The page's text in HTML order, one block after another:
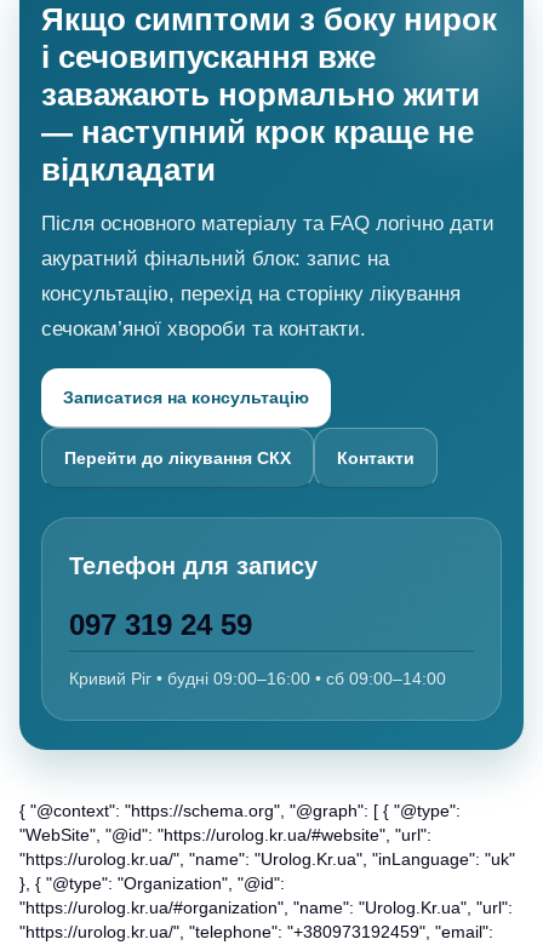
Якщо симптоми з боку нирок
і сечовипускання вже
заважають нормально жити
— наступний крок краще не
відкладати
Після основного матеріалу та FAQ логічно дати
акуратний фінальний блок: запис на
консультацію, перехід на сторінку лікування
сечокам’яної хвороби та контакти.
Записатися на консультацію
Перейти до лікування СКХ Контакти
Телефон для запису
097 319 24 59
Кривий Ріг • будні 09:00–16:00 • сб 09:00–14:00
{ "@context": "https://schema.org", "@graph": [ { "@type":
"WebSite", "@id": "https://urolog.kr.ua/#website", "url":
"https://urolog.kr.ua/", "name": "Urolog.Kr.ua", "inLanguage": "uk"
}, { "@type": "Organization", "@id":
"https://urolog.kr.ua/#organization", "name": "Urolog.Kr.ua", "url":
"https://urolog.kr.ua/", "telephone": "+380973192459", "email":